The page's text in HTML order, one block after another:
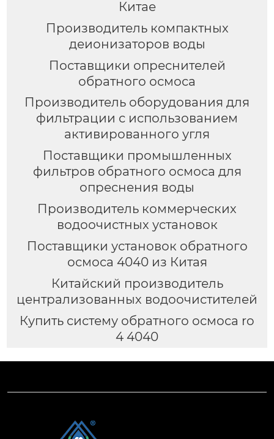
Китае
Производитель компактных
деионизаторов воды
Поставщики опреснителей
обратного осмоса
Производитель оборудования для
фильтрации с использованием
активированного угля
Поставщики промышленных
фильтров обратного осмоса для
опреснения воды
Производитель коммерческих
водоочистных установок
Поставщики установок обратного
осмоса 4040 из Китая
Китайский производитель
централизованных водоочистителей
Купить систему обратного осмоса ro
4 4040